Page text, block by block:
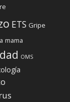
ETS Gripe
mama
OMS